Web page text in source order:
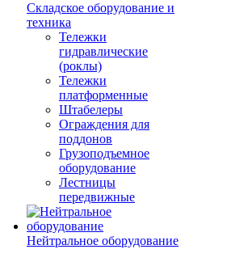
Складское оборудование и
техника
Тележки
гидравлические
(роклы)
Тележки
платформенные
Штабелеры
Ограждения для
поддонов
Грузоподъемное
оборудование
Лестницы
передвижные
Нейтральное оборудование